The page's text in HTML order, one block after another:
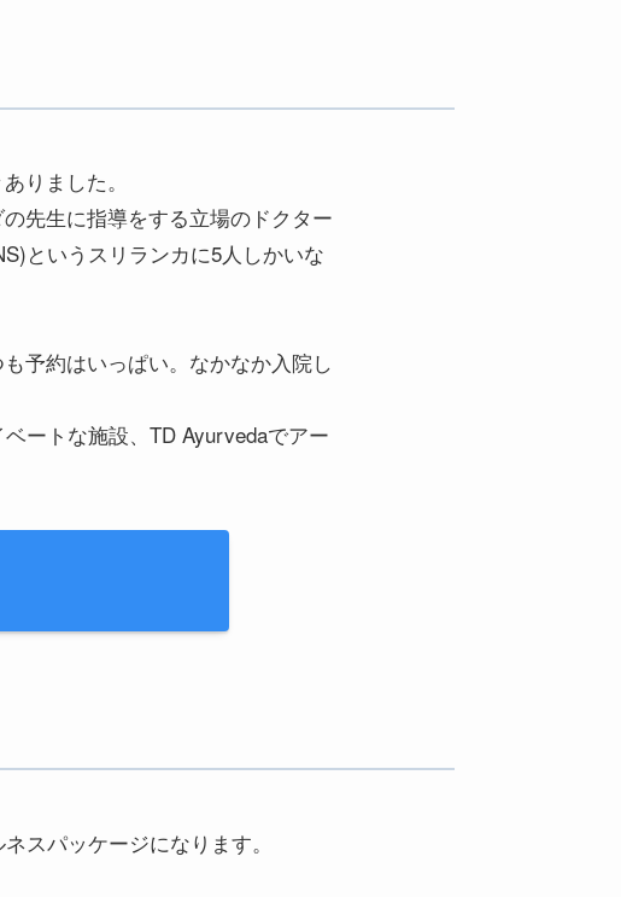
りました。
先生に指導をする立場のドクター
というスリランカに5人しかいな
予約はいっぱい。なかなか入院し
ートな施設、TD Ayurvedaでアー
スパッケージになります。